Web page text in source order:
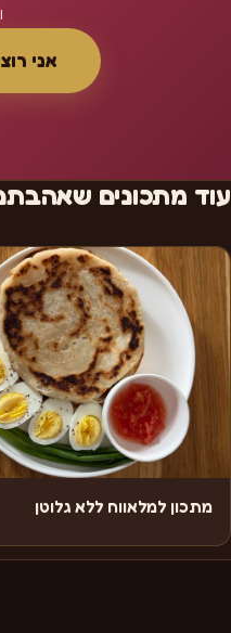
אני
עוד מתכונים
מתכון למלאווח ללא גלוטן